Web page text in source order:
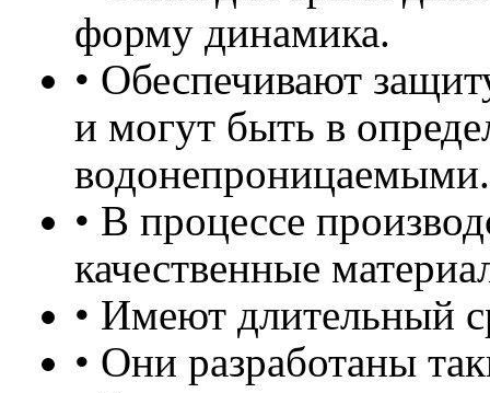
форму динамика.
• Обеспечивают
и могут быть в
водонепроницаемыми.
• В процессе
качественные
• Имеют длительный
• Они разработаны